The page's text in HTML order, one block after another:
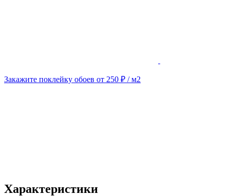
Закажите поклейку обоев от 250 ₽ / м2
Характеристики